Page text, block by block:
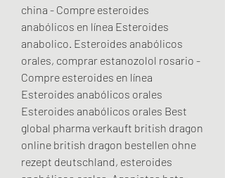
china - Compre esteroides
anabólicos en línea Esteroides
anabolico. Esteroides anabólicos
orales, comprar estanozolol rosario -
Compre esteroides en línea
Esteroides anabólicos orales
Esteroides anabólicos orales Best
global pharma verkauft british dragon
online british dragon bestellen ohne
rezept deutschland, esteroides